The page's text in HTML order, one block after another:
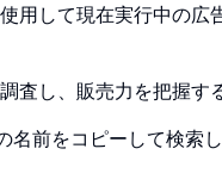
用して現在実行中の広
査し、販売力を把握す
名前をコピーして検索